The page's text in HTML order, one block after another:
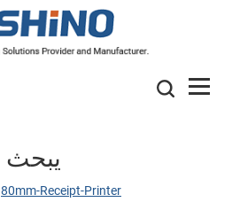
يبحث
80mm-Receipt-Printer